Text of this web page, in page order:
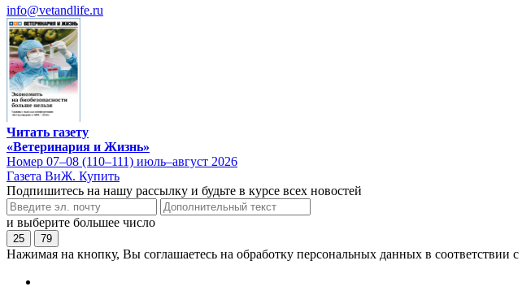
info@vetandlife.ru
Читать газету
«Ветеринария и Жизнь»
Номер 07–08 (110–111) июль–август 2026
Газета ВиЖ. Купить
Подпишитесь на нашу рассылку и будьте в курсе всех новостей
и выберите большее число
25 79
Нажимая на кнопку, Вы соглашаетесь на обработку персональных данных в соответствии с